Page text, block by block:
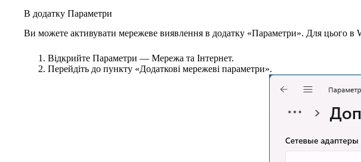
В додатку Параметри
Ви можете активувати мережеве виявлення в додатку «Параметри». Для цього в
Відкрийте Параметри — Мережа та Інтернет.
Перейдіть до пункту «Додаткові мережеві параметри».